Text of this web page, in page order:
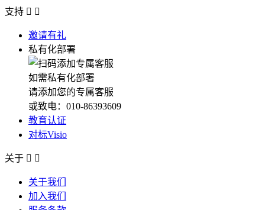
支持  
邀请有礼
私有化部署
如需私有化部署
请添加您的专属客服
或致电：010-86393609
教育认证
对标Visio
关于  
关于我们
加入我们